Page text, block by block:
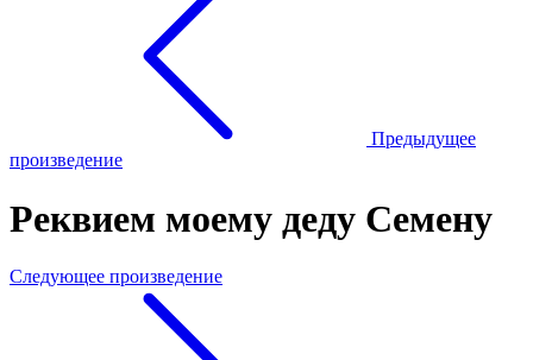
Предыдущее
произведение
Реквием моему деду Семену
Следующее произведение